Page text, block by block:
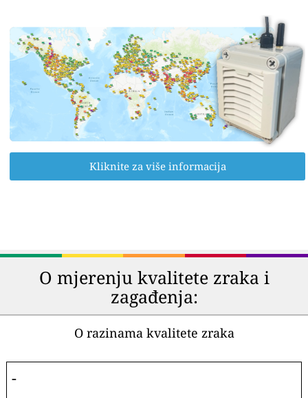
Kliknite za više informacija
O mjerenju kvalitete zraka i
zagađenja:
O razinama kvalitete zraka
-